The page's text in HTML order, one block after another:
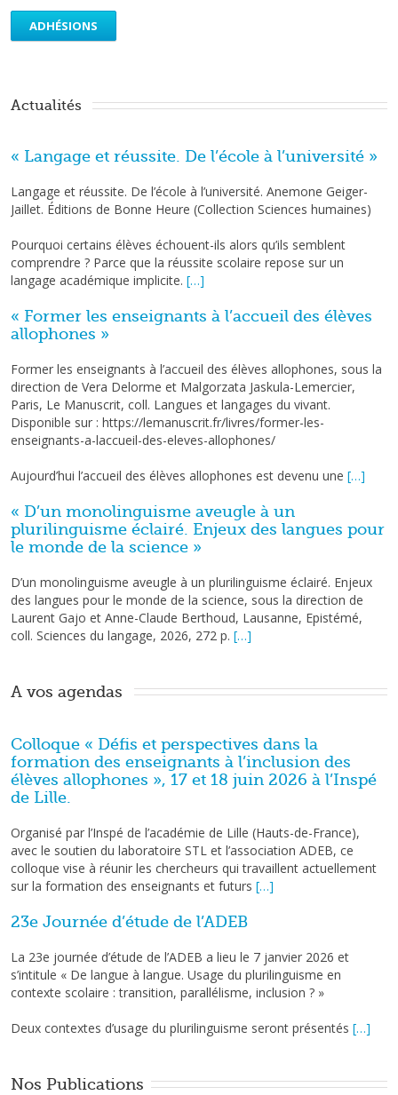
ADHÉSIONS
Actualités
« Langage et réussite. De l’école à l’université »
Langage et réussite. De l’école à l’université. Anemone Geiger-
Jaillet. Éditions de Bonne Heure (Collection Sciences humaines)
Pourquoi certains élèves échouent-ils alors qu’ils semblent
comprendre ? Parce que la réussite scolaire repose sur un
langage académique implicite. […]
« Former les enseignants à l’accueil des élèves
allophones »
Former les enseignants à l’accueil des élèves allophones, sous la
direction de Vera Delorme et Malgorzata Jaskula-Lemercier,
Paris, Le Manuscrit, coll. Langues et langages du vivant.
Disponible sur : https://lemanuscrit.fr/livres/former-les-
enseignants-a-laccueil-des-eleves-allophones/
Aujourd’hui l’accueil des élèves allophones est devenu une […]
« D’un monolinguisme aveugle à un
plurilinguisme éclairé. Enjeux des langues pour
le monde de la science »
D’un monolinguisme aveugle à un plurilinguisme éclairé. Enjeux
des langues pour le monde de la science, sous la direction de
Laurent Gajo et Anne-Claude Berthoud, Lausanne, Epistémé,
coll. Sciences du langage, 2026, 272 p. […]
A vos agendas
Colloque « Défis et perspectives dans la
formation des enseignants à l’inclusion des
élèves allophones », 17 et 18 juin 2026 à l’Inspé
de Lille.
Organisé par l’Inspé de l’académie de Lille (Hauts-de-France),
avec le soutien du laboratoire STL et l’association ADEB, ce
colloque vise à réunir les chercheurs qui travaillent actuellement
sur la formation des enseignants et futurs […]
23e Journée d’étude de l’ADEB
La 23e journée d’étude de l’ADEB a lieu le 7 janvier 2026 et
s’intitule « De langue à langue. Usage du plurilinguisme en
contexte scolaire : transition, parallélisme, inclusion ? »
Deux contextes d’usage du plurilinguisme seront présentés […]
Nos Publications